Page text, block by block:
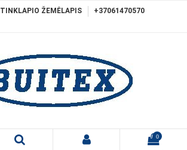
TINKLAPIO ŽEMĖLAPIS
+37061470570
0